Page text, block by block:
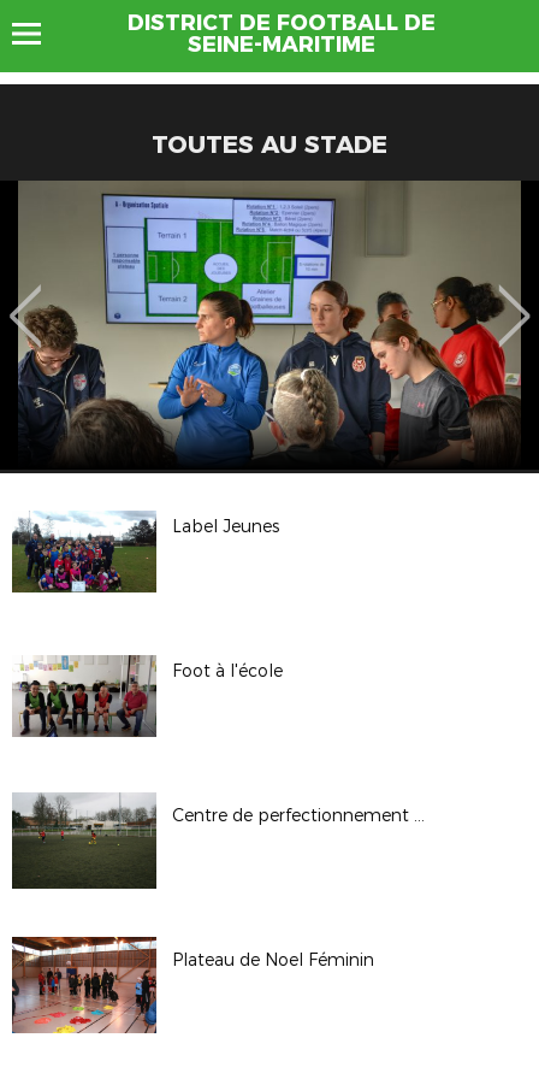
DISTRICT DE FOOTBALL DE
SEINE-MARITIME
TOUTES AU STADE
Label Jeunes
Foot à l'école
Centre de perfectionnement U13F du 5 janvier 2018
Plateau de Noel Féminin